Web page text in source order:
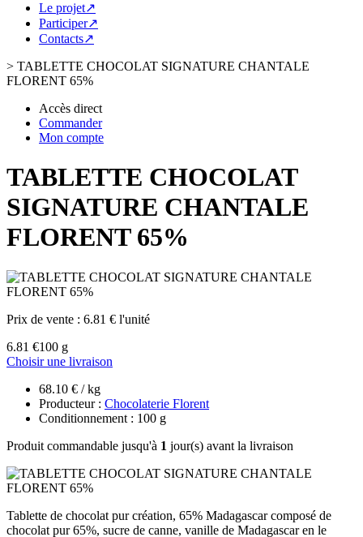
Le projet↗
Participer↗
Contacts↗
> TABLETTE CHOCOLAT SIGNATURE CHANTALE
FLORENT 65%
Accès direct
Commander
Mon compte
TABLETTE CHOCOLAT
SIGNATURE CHANTALE
FLORENT 65%
Prix de vente : 6.81 € l'unité
6.81 €100 g
Choisir une livraison
68.10 € / kg
Producteur : Chocolaterie Florent
Conditionnement : 100 g
Produit commandable jusqu'à 1 jour(s) avant la livraison
Tablette de chocolat pur création, 65% Madagascar composé de
chocolat pur 65%, sucre de canne, vanille de Madagascar en le